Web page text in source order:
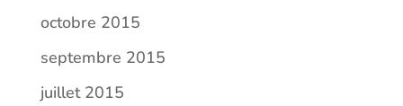
octobre 2015
septembre 2015
juillet 2015